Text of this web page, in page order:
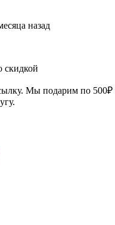
назад
скидкой
Мы подарим по 500₽